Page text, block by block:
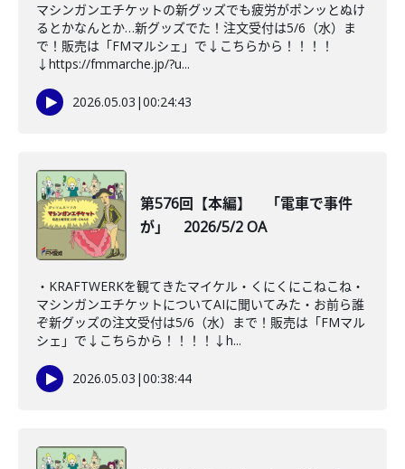
マシンガンエチケットの新グッズでも疲労がポンッとぬけ
るとかなんとか…新グッズでた！注文受付は5/6（水）ま
で！販売は「FMマルシェ」で↓こちらから！！！！
↓https://fmmarche.jp/?u...
2026.05.03 |00:24:43
第576回【本編】 「電車で事件
が」 2026/5/2 OA
・KRAFTWERKを観てきたマイケル・くにくにこねこね・
マシンガンエチケットについてAIに聞いてみた・お前ら誰
ぞ新グッズの注文受付は5/6（水）まで！販売は「FMマル
シェ」で↓こちらから！！！！↓h...
2026.05.03 |00:38:44